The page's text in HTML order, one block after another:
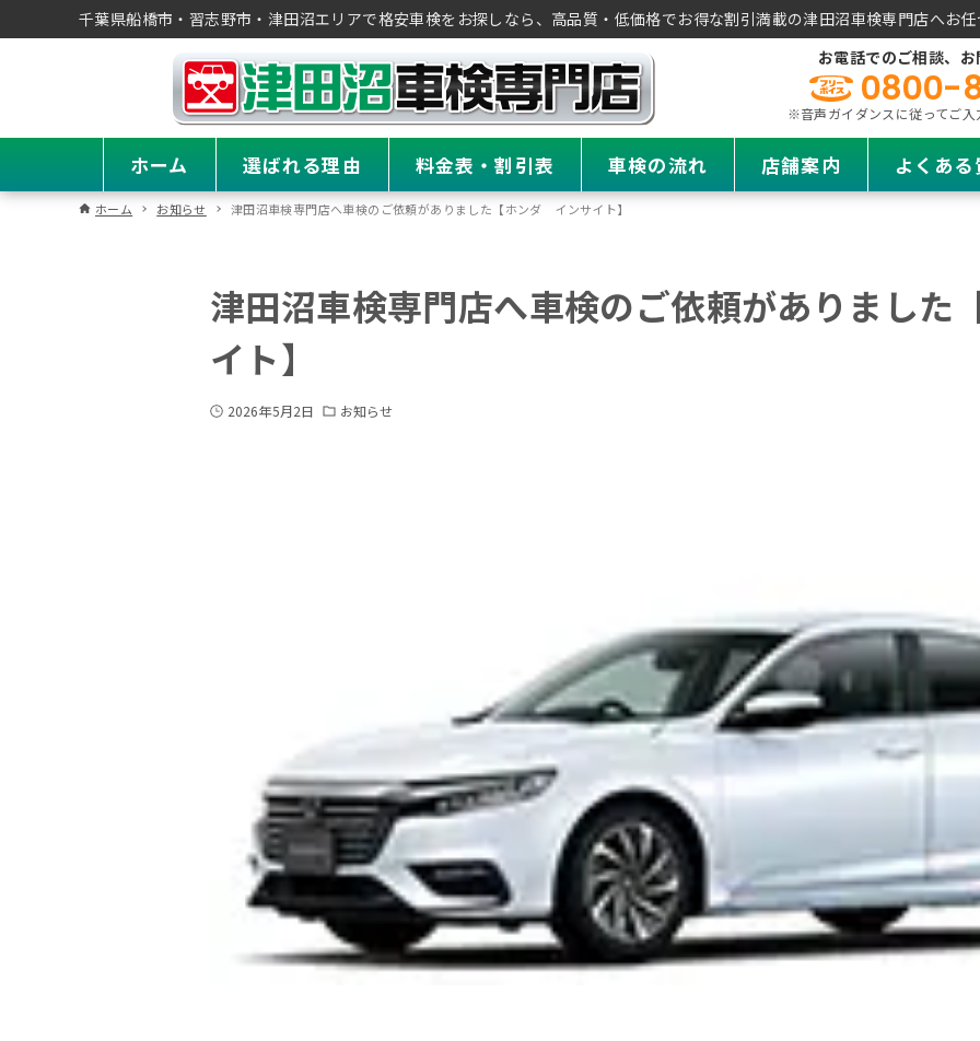
千葉県船橋市・習志野市・津田沼エリアで格安車検をお探しなら、高品質・低価格でお得な割引満載の津田沼車検専門店へお任
お電話でのご相談、
0800-
※音声ガイダンスに従ってご入
ホーム 選ばれる理由 料金表・割引表 車検の流れ 店舗案内 よくある
ホーム お知らせ 津田沼車検専門店へ車検のご依頼がありました【ホンダ インサイト】
津田沼車検専門店へ車検のご依頼がありまし
イト】
2026年5月2日 お知らせ